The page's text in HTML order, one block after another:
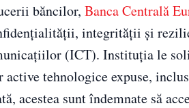
băncilor, Banca Centrală
integrității și
(ICT). Instituția le
active tehnologice expuse,
acestea sunt îndemnate să